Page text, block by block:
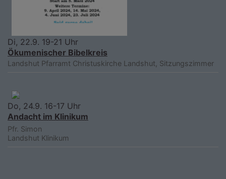
Di, 22.9. 19-21 Uhr
Ökumenischer Bibelkreis
Landshut Pfarramt Christuskirche Landshut, Sitzungszimmer
Do, 24.9. 16-17 Uhr
Andacht im Klinikum
Pfr. Simon
Landshut Klinikum